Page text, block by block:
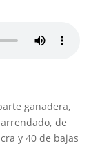
ganadera,
de
y 40 de bajas